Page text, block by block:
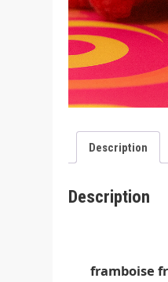
Description
Description
framboise